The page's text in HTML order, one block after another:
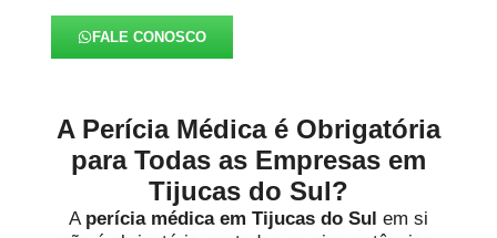
FALE CONOSCO
A Perícia Médica é Obrigatória
para Todas as Empresas em
Tijucas do Sul?
A perícia médica em Tijucas do Sul em si